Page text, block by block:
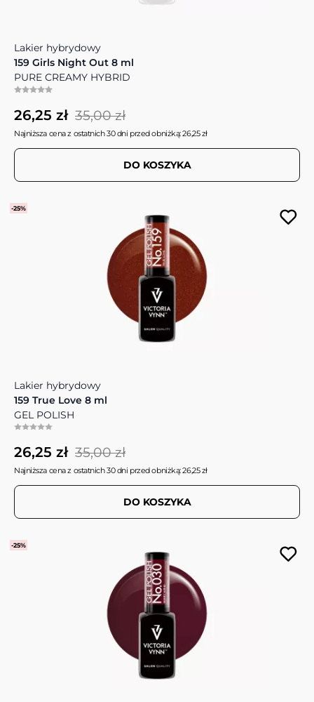
Lakier hybrydowy
159 Girls Night Out 8 ml
PURE CREAMY HYBRID
26,25 zł 35,00 zł
Najniższa cena z ostatnich 30 dni przed obniżką: 26,25 zł
DO KOSZYKA
-25%
Lakier hybrydowy
159 True Love 8 ml
GEL POLISH
26,25 zł 35,00 zł
Najniższa cena z ostatnich 30 dni przed obniżką: 26,25 zł
DO KOSZYKA
-25%